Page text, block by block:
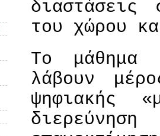
διαστάσεις
του χώρου
Το μάθημα
λάβουν
ψηφιακής